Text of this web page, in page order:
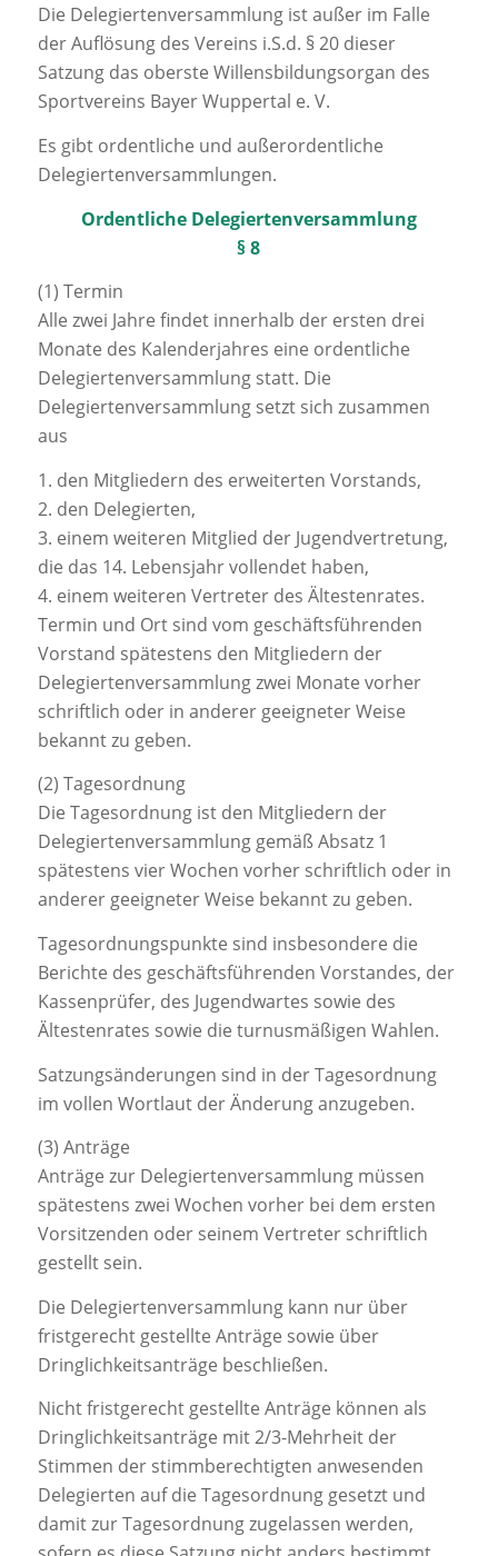
Die Delegiertenversammlung ist außer im Falle
der Auflösung des Vereins i.S.d. § 20 dieser
Satzung das oberste Willensbildungsorgan des
Sportvereins Bayer Wuppertal e. V.
Es gibt ordentliche und außerordentliche
Delegiertenversammlungen.
Ordentliche Delegiertenversammlung
§ 8
(1) Termin
Alle zwei Jahre findet innerhalb der ersten drei
Monate des Kalenderjahres eine ordentliche
Delegiertenversammlung statt. Die
Delegiertenversammlung setzt sich zusammen
aus
1. den Mitgliedern des erweiterten Vorstands,
2. den Delegierten,
3. einem weiteren Mitglied der Jugendvertretung,
die das 14. Lebensjahr vollendet haben,
4. einem weiteren Vertreter des Ältestenrates.
Termin und Ort sind vom geschäftsführenden
Vorstand spätestens den Mitgliedern der
Delegiertenversammlung zwei Monate vorher
schriftlich oder in anderer geeigneter Weise
bekannt zu geben.
(2) Tagesordnung
Die Tagesordnung ist den Mitgliedern der
Delegiertenversammlung gemäß Absatz 1
spätestens vier Wochen vorher schriftlich oder in
anderer geeigneter Weise bekannt zu geben.
Tagesordnungspunkte sind insbesondere die
Berichte des geschäftsführenden Vorstandes, der
Kassenprüfer, des Jugendwartes sowie des
Ältestenrates sowie die turnusmäßigen Wahlen.
Satzungsänderungen sind in der Tagesordnung
im vollen Wortlaut der Änderung anzugeben.
(3) Anträge
Anträge zur Delegiertenversammlung müssen
spätestens zwei Wochen vorher bei dem ersten
Vorsitzenden oder seinem Vertreter schriftlich
gestellt sein.
Die Delegiertenversammlung kann nur über
fristgerecht gestellte Anträge sowie über
Dringlichkeitsanträge beschließen.
Nicht fristgerecht gestellte Anträge können als
Dringlichkeitsanträge mit 2/3-Mehrheit der
Stimmen der stimmberechtigten anwesenden
Delegierten auf die Tagesordnung gesetzt und
damit zur Tagesordnung zugelassen werden,